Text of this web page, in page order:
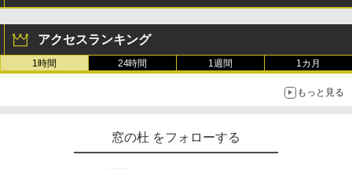
アクセスランキング
1時間 24時間 1週間 1カ月
もっと見る
窓の杜 をフォローする